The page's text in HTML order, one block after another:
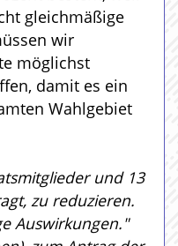
gleichmäßige
wir
möglichst
damit es ein
Wahlgebiet
und 13
zu reduzieren.
Auswirkungen."